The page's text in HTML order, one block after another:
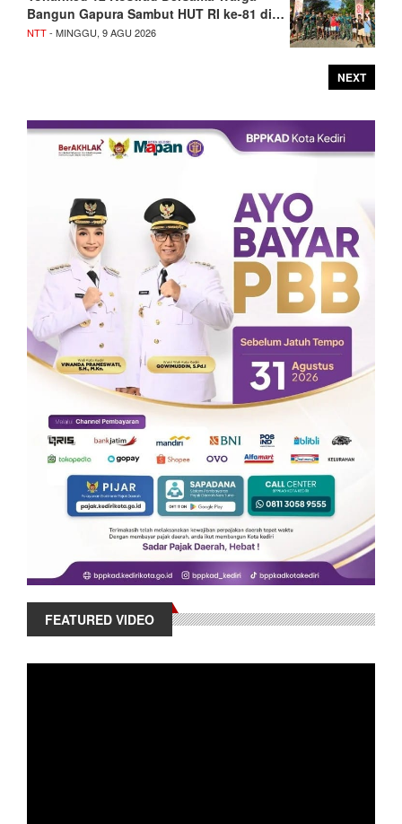
Bangun Gapura Sambut HUT RI ke-81 di…
NTT- MINGGU, 9 AGU 2026
NEXT
FEATURED VIDEO